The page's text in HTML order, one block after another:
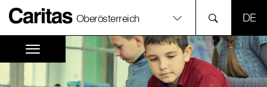
Oberösterreich